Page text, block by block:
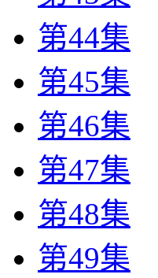
第44集
第45集
第46集
第47集
第48集
第49集